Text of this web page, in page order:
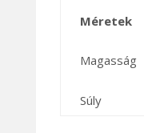
Méretek
Magasság
Súly